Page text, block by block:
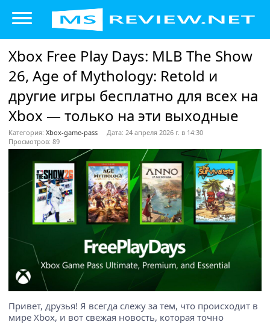
Xbox Free Play Days: MLB The Show
26, Age of Mythology: Retold и
другие игры бесплатно для всех на
Xbox — только на эти выходные
Категория: Xbox-game-pass
Дата: 24 апреля 2026 г. в 14:30
Просмотров: 89
Привет, друзья! Я всегда слежу за тем, что происходит в
мире Xbox, и вот свежая новость, которая точно